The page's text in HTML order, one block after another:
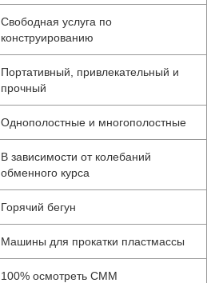
Свободная услуга по
конструированию
Портативный, привлекательный и
прочный
Однополостные и многополостные
В зависимости от колебаний
обменного курса
Горячий бегун
Машины для прокатки пластмассы
100% осмотреть CMM